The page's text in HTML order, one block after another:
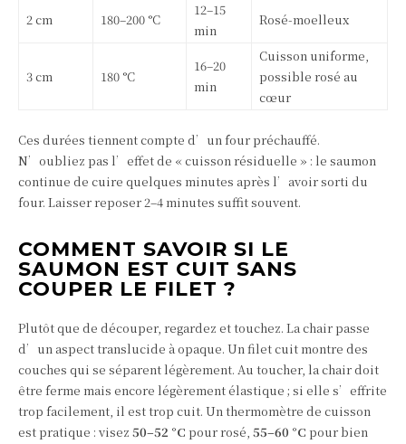
2 cm 180–200 °C
12–15
min
Rosé-moelleux
3 cm 180 °C
16–20
min
Cuisson uniforme,
possible rosé au
cœur
Ces durées tiennent compte d’un four préchauffé.
N’oubliez pas l’effet de « cuisson résiduelle » : le saumon
continue de cuire quelques minutes après l’avoir sorti du
four. Laisser reposer 2–4 minutes suffit souvent.
COMMENT SAVOIR SI LE
SAUMON EST CUIT SANS
COUPER LE FILET ?
Plutôt que de découper, regardez et touchez. La chair passe
d’un aspect translucide à opaque. Un filet cuit montre des
couches qui se séparent légèrement. Au toucher, la chair doit
être ferme mais encore légèrement élastique ; si elle s’effrite
trop facilement, il est trop cuit. Un thermomètre de cuisson
est pratique : visez 50–52 °C pour rosé, 55–60 °C pour bien